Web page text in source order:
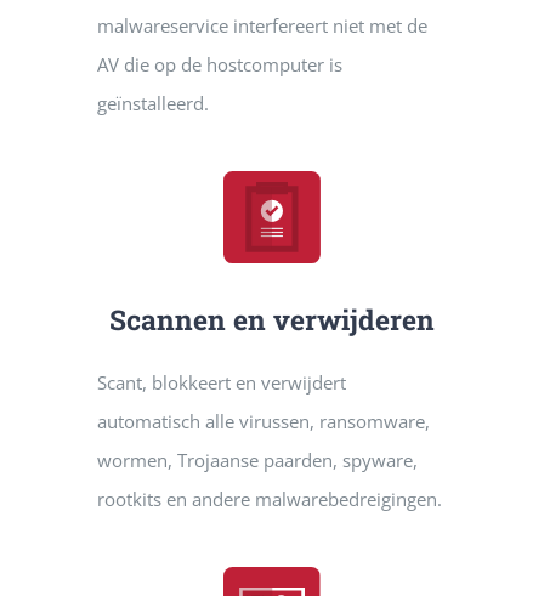
malwareservice interfereert niet met de
AV die op de hostcomputer is
geïnstalleerd.
Scannen en verwijderen
Scant, blokkeert en verwijdert
automatisch alle virussen, ransomware,
wormen, Trojaanse paarden, spyware,
rootkits en andere malwarebedreigingen.